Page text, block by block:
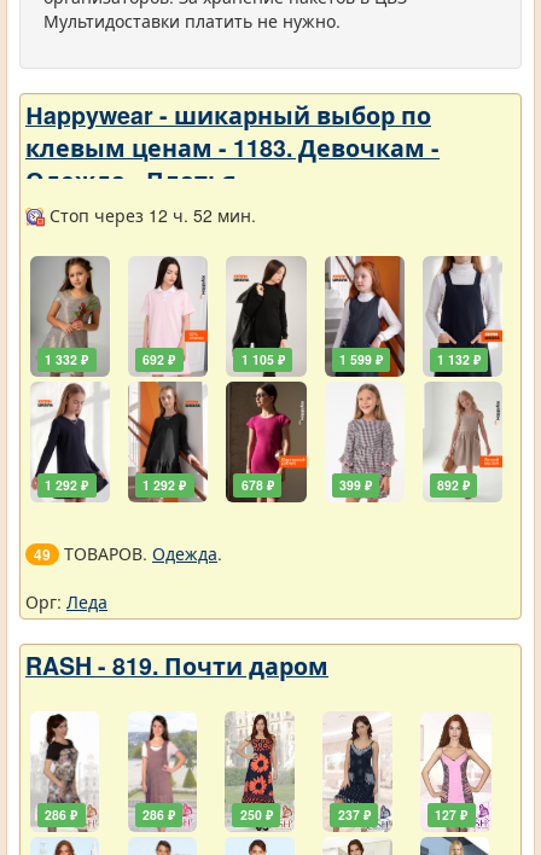
Мультидоставки платить не нужно.
Нappywear - шикарный выбор по
клевым ценам - 1183. Девочкам -
Одежда - Платья
Стоп через 12 ч. 52 мин.
1 332 ₽
1 292 ₽
692 ₽
1 292 ₽
1 105 ₽
678 ₽
1 599 ₽
399 ₽
1 132 ₽
892 ₽
49 ТОВАРОВ. Одежда.
Орг: Леда
RASH - 819. Почти даром
286 ₽ 286 ₽ 250 ₽ 237 ₽ 127 ₽